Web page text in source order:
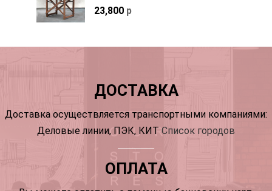
23,800 р
ДОСТАВКА
Доставка осуществляется транспортными компаниями:
Деловые линии, ПЭК, КИТ Список городов
ОПЛАТА